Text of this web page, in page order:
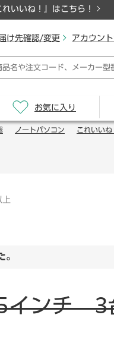
いいね！』はこちら！
け先確認/変更 アカウン
お気に入り
ノートパソコン これいいね
上
ンチ 3